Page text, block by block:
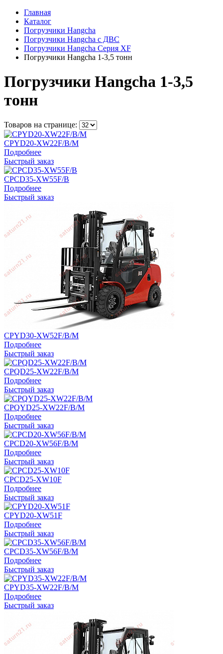
Главная
Каталог
Погрузчики Hangcha
Погрузчики Hangcha с ДВС
Погрузчики Hangcha Серия XF
Погрузчики Hangcha 1-3,5 тонн
Погрузчики Hangcha 1-3,5
тонн
Товаров на странице:
CPYD20-XW22F/B/M
Подробнее
Быстрый заказ
CPCD35-XW55F/B
Подробнее
Быстрый заказ
CPYD30-XW52F/B/M
Подробнее
Быстрый заказ
CPQD25-XW22F/B/M
Подробнее
Быстрый заказ
CPQYD25-XW22F/B/M
Подробнее
Быстрый заказ
CPCD20-XW56F/B/M
Подробнее
Быстрый заказ
CPCD25-XW10F
Подробнее
Быстрый заказ
CPYD20-XW51F
Подробнее
Быстрый заказ
CPCD35-XW56F/B/M
Подробнее
Быстрый заказ
CPYD35-XW22F/B/M
Подробнее
Быстрый заказ